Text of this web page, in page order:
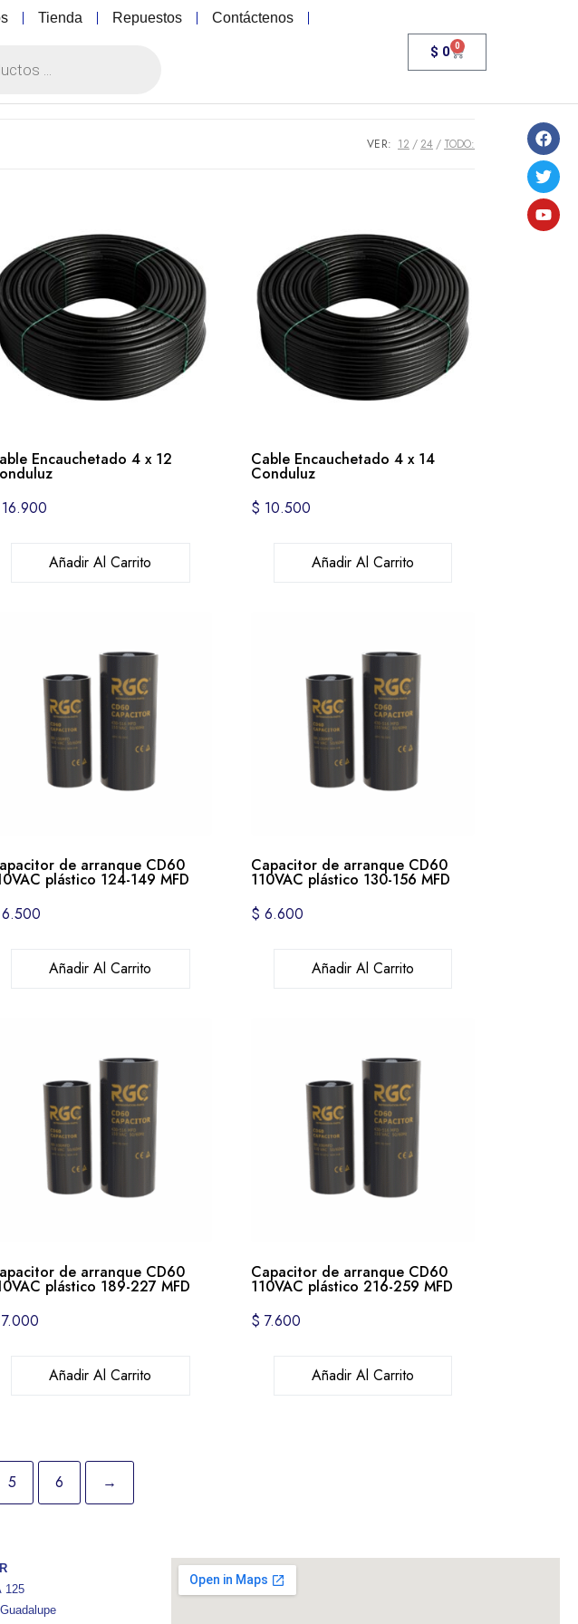
Tienda Repuestos Contáctenos
$ 0 0
VER: 12 24 TODO:
Encauchetado 4 x 12
16.900
Añadir Al Carrito
Cable Encauchetado 4 x 14
Conduluz
$ 10.500
Añadir Al Carrito
de arranque CD60
plástico 124-149 MFD
6.500
Añadir Al Carrito
Capacitor de arranque CD60
110VAC plástico 130-156 MFD
$ 6.600
Añadir Al Carrito
de arranque CD60
plástico 189-227 MFD
7.000
Añadir Al Carrito
Capacitor de arranque CD60
110VAC plástico 216-259 MFD
$ 7.600
Añadir Al Carrito
5 6 →
125